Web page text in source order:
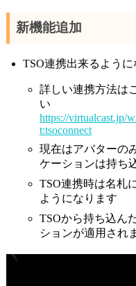
新機能追加
TSO連携出来るように
詳しい連携方法は
い
https://virtualcast.jp/
t:tsoconnect
現在はアバターの
ケーションは持ち
TSO連携時は名札
ようになります
TSOから持ち込ん
ションが適用され